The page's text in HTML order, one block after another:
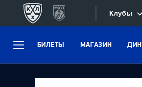
Клубы
БИЛЕТЫ МАГАЗИН